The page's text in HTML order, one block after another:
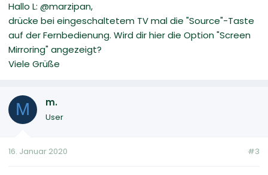
Hallo L: @marzipan,
drücke bei eingeschaltetem TV mal die "Source"-Taste
auf der Fernbedienung. Wird dir hier die Option "Screen
Mirroring" angezeigt?
Viele Grüße
M m.
User
16. Januar 2020 #3